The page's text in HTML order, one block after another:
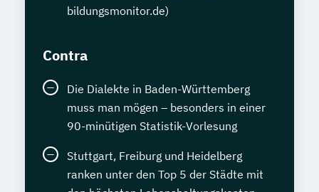
bildungsmonitor.de)
Contra
Die Dialekte in Baden-Württemberg
muss man mögen – besonders in einer
90-minütigen Statistik-Vorlesung
Stuttgart, Freiburg und Heidelberg
ranken unter den Top 5 der Städte mit